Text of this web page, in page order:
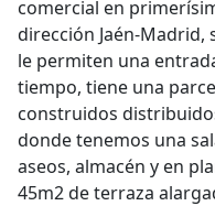
comercial en
dirección Jaén-Madrid,
le permiten una
tiempo, tiene una
construidos
donde tenemos una
aseos, almacén y en
45m2 de terraza